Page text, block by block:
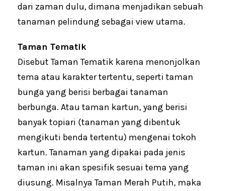
dari zaman dulu, dimana menjadikan sebuah
tanaman pelindung sebagai view utama.
Taman Tematik
Disebut Taman Tematik karena menonjolkan
tema atau karakter tertentu, seperti taman
bunga yang berisi berbagai tanaman
berbunga. Atau taman kartun, yang berisi
banyak topiari (tanaman yang dibentuk
mengikuti benda tertentu) mengenai tokoh
kartun. Tanaman yang dipakai pada jenis
taman ini akan spesifik sesuai tema yang
diusung. Misalnya Taman Merah Putih, maka